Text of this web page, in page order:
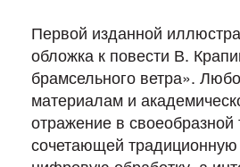
Первой изданной
обложка к повести В.
брамсельного ветра».
материалам и
отражение в своеобразной
сочетающей